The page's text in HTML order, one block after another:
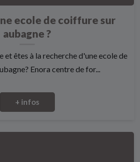
ecole de coiffure sur
aubagne ?
et êtes à la recherche d'une ecole de
Enora centre de for...
+ infos